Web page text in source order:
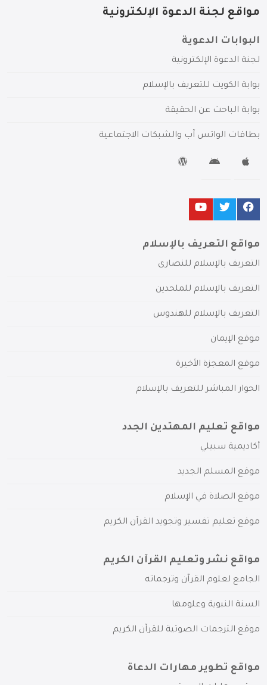
مواقع لجنة الدعوة الإلكترونية
البوابات الدعوية
لجنة الدعوة الإلكترونية
بوابة الكويت للتعريف بالإسلام
بوابة الباحث عن الحقيقة
بطاقات الواتس آب والشبكات الاجتماعية
مواقع التعريف بالإسلام
التعريف بالإسلام للنصارى
التعريف بالإسلام للملحدين
التعريف بالإسلام للهندوس
موقع الإيمان
موقع المعجزة الأخيرة
الحوار المباشر للتعريف بالإسلام
مواقع تعليم المهتدين الجدد
أكاديمية سبيلي
موقع المسلم الجديد
موقع الصلاة في الإسلام
موقع تعليم تفسير وتجويد القرآن الكريم
مواقع نشر وتعليم القرآن الكريم
الجامع لعلوم القرآن وترجماته
السنة النبوية وعلومها
موقع الترجمات الصوتية للقرآن الكريم
مواقع تطوير مهارات الدعاة